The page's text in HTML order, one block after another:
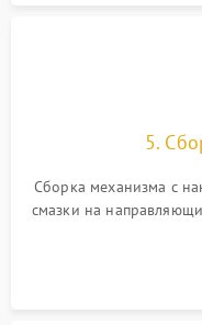
5.
Сборка механизма с
смазки на
программным или